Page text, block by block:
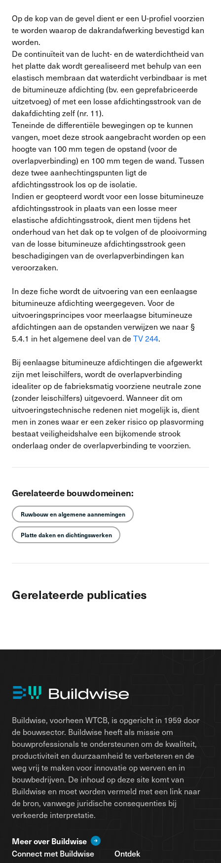
Op de kop van de gevel dient er een U-profiel voorzien
te worden waarop de dakrandafwerking bevestigd kan
worden.
De continuïteit van de lucht- en de waterdichtheid van
het platte dak wordt gerealiseerd met behulp van een
elastisch membraan dat waterdicht verbindbaar is met
de bitumineuze afdichting (bv. een geprefabriceerde
uitzetvoeg) of met een losse afdichtingsstrook van de
dakafdichting zelf (nr. 11).
Teneinde de differentiële bewegingen op te kunnen
vangen, moet deze strook aangebracht worden op een
hoogte van 100 mm tegen de opstand (voor de
overlapverbinding) en 100 mm tegen de wand. Tussen
deze twee aanhechtingspunten ligt de
afdichtingsstrook los op de isolatie.
Indien er geopteerd wordt voor een losse bitumineuze
afdichtingsstrook in plaats van een losse meer
elastische afdichtingsstrook, dient men tijdens het
onderhoud van het dak op te volgen of de plooivorming
van de losse bitumineuze afdichtingsstrook geen
beschadigingen van de overlapverbindingen kan
veroorzaken.
In deze fiche wordt de uitvoering van een eenlaagse
bitumineuze afdichting weergegeven. Voor de
uitvoeringsprincipes voor meerlaagse bitumineuze
afdichtingen aan de opstanden verwijzen we naar §
5.4.1 in het algemene deel van de TV 244.
Bij eenlaagse bitumineuze afdichtingen die afgewerkt
zijn met leischilfers, wordt de overlapverbinding
idealiter op de fabrieksmatig voorziene neutrale zone
(zonder leischilfers) uitgevoerd. Wanneer dit om
uitvoeringstechnische redenen niet mogelijk is, dient
men in zones waar er een zeker risico op plasvorming
bestaat veiligheidshalve een bijkomende strook
onderlaag onder de overlapverbinding te voorzien.
Gerelateerde bouwdomeinen:
Ruwbouw en algemene aannemingen
Platte daken en dichtingswerken
Gerelateerde publicaties
Buildwise, voorheen WTCB, is opgericht in 1959 door
de bouwsector. Buildwise heeft als missie om
bouwprofessionals te ondersteunen om de kwaliteit,
productiviteit en duurzaamheid te verbeteren en de
weg vrij te maken voor innovatie op werven en in
bouwbedrijven. De inhoud op deze site komt van
Buildwise en moet worden vermeld met een link naar
de bron, vanwege juridische consequenties bij
verkeerde interpretatie.
Meer over Buildwise
Connect met Buildwise
Ontdek